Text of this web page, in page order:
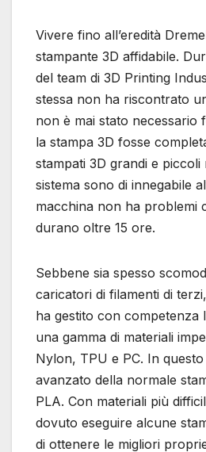
Vivere fino all’eredità
stampante 3D affidabile.
del team di 3D Printing
stessa non ha riscontrato
non è mai stato necessario
la stampa 3D fosse
stampati 3D grandi e piccoli
sistema sono di innegabile
macchina non ha problemi
durano oltre 15 ore.
Sebbene sia spesso
caricatori di filamenti di
ha gestito con competenza
una gamma di materiali
Nylon, TPU e PC. In
avanzato della normale
PLA. Con materiali più
dovuto eseguire alcune
di ottenere le migliori